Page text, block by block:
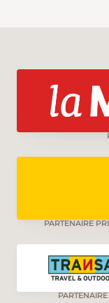
PARTENAIRE
PARTENAIRE